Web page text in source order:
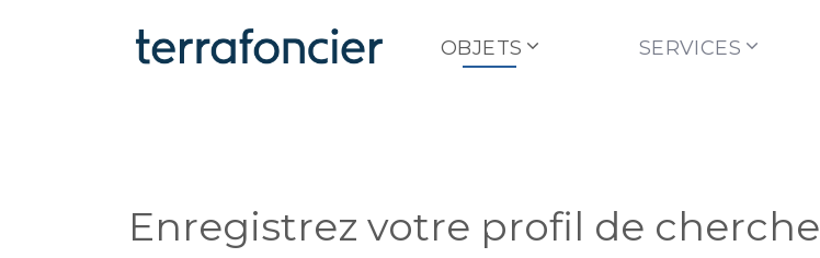
OBJETS SERVICES
Enregistrez votre profil de cherche